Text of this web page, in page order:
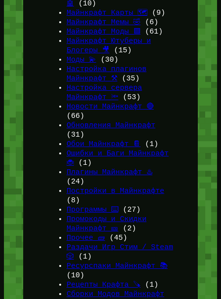
🤖
(10)
Майнкрафт Карты 🗺️(9)
Майнкрафт Мемы 🤣 (6)
Майнкрафт Моды 🟩 (61)
Майнкрафт Ютуберы и
Блогеры 🎥
(15)
Моды 💫
(30)
Настройка плагинов
Майнкрафт ⚒️(35)
Настройка сервера
Майнкрафт 🔦 (53)
Новости Майнкрафт 🔴
(66)
Обновления Майнкрафт
(31)
Обои Майнкрафт 📔
(1)
Ошибки и Баги Майнкрафт
🐞(1)
Плагины Майнкрафт ♨️
(24)
Постройки в Майнкрафте
(8)
Программы ⌨️(27)
Промокоды и Скидки
Майнкрафт 🎫
(2)
Прочее 🧱 (45)
Раздачи Игр Стим / Steam
🎲 (1)
Ресурспаки Майнкрафт 📚
(10)
Рецепты Крафта 🪚 (1)
Сборки Модов Майнкрафт